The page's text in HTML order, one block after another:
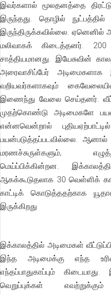
இவர்களால் மூலதனத்தை
இருந்தது. தொழில் நுட்பத்தில்
இருந்திருக்கவில்லை.
மலிவாகக் கிடைத்தனர்.
சாத்தியமானது. இயேசுவின்
அரைவாசிப்பேர்
வறியவர்களாகவும்
இணைந்து வேலை செய்தனர்.
முதற்கொண்டு அடிமைகளே
என்னவென்றால்
பயன்படுத்தப்படவில்லை. ஆனால்
மரணச்சுருள்களும்,
மெய்ப்பிக்கின்றன.
ஆகக்கூடுதலாக 30 வெள்ளிக்
காட்டிக் கொடுத்ததற்காக
இருக்கிறது
இக்காலத்தில் அடிமைகள்
இந்த அடிமைக்கு எந்த
எந்தப்பாதுகாப்பும்
வெறுப்புக்கள்